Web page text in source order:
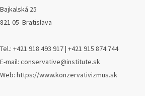
Bajkalská 25
821 05 Bratislava
Tel.: +421 918 493 917 | +421 915 874 744
E-mail: conservative@institute.sk
Web: https://www.konzervativizmus.sk